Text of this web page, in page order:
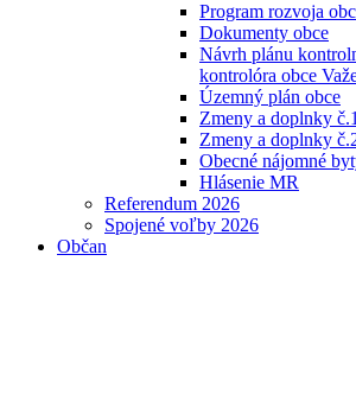
Program rozvoja
Dokumenty obce
Návrh plánu
kontrolóra obce
Územný plán obce
Zmeny a doplnky
Zmeny a doplnky
Obecné nájomné
Hlásenie MR
Referendum 2026
Spojené voľby 2026
Občan